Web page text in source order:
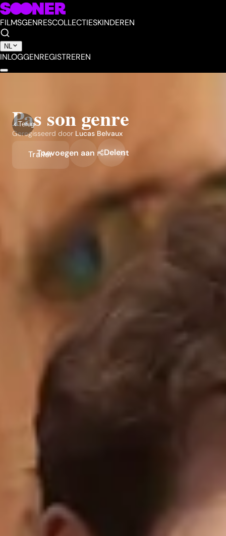
FILMSGENRESCOLLECTIESKINDEREN
NL
INLOGGENREGISTREREN
Terug
Pas son genre
Geregisseerd door Lucas Belvaux
Trailer
Toevoegen aan mijn lijst
Delen